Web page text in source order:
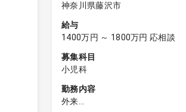
神奈川県藤沢市
給与
1400万円 ～ 1800万円 応相談
募集科目
小児科
勤務内容
外来